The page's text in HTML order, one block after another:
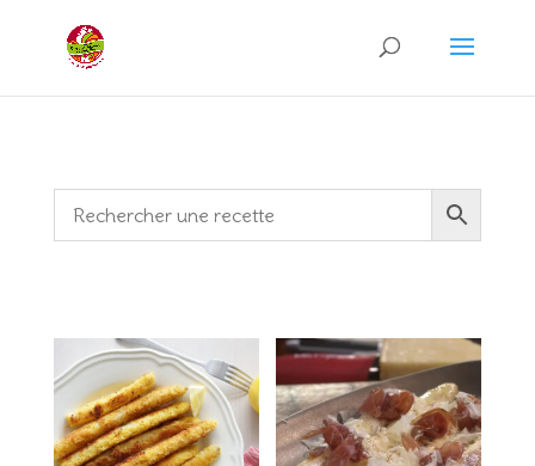
Recherche
produits